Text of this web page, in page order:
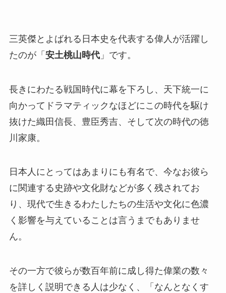
三英傑とよばれる日本史を代表する偉人が活躍し
たのが「 安土桃山時代」です。
長きにわたる戦国時代に幕を下ろし、天下統一に
向かってドラマティックなほどにこの時代を駆け
抜けた織田信長、豊臣秀吉、そして次の時代の徳
川家康。
日本人にとってはあまりにも有名で、今なお彼ら
に関連する史跡や文化財などが多く残されてお
り、現代で生きるわたしたちの生活や文化に色濃
く影響を与えていることは言うまでもありませ
ん。
その一方で彼らが数百年前に成し得た偉業の数々
を詳しく説明できる人は少なく、「なんとなくす